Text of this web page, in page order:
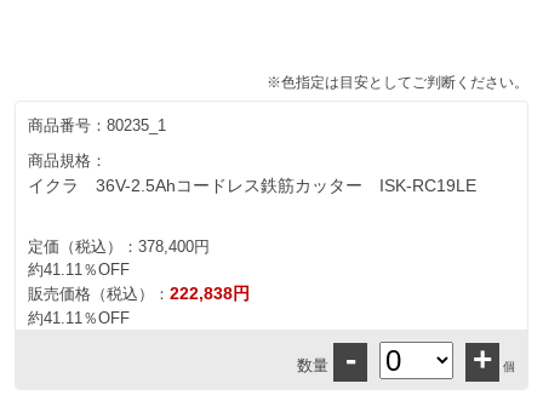
※色指定は目安としてご判断ください。
商品番号： 80235_1
商品規格：
イクラ 36V-2.5Ahコードレス鉄筋カッター ISK-RC19LE
定価（税込）： 378,400円
約41.11％OFF
販売価格（税込）： 222,838円
約41.11％OFF
数量 - + 個